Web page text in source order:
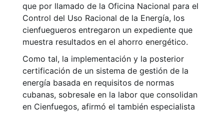
que por llamado de la Oficina Nacional para el
Control del Uso Racional de la Energía, los
cienfuegueros entregaron un expediente que
muestra resultados en el ahorro energético.
Como tal, la implementación y la posterior
certificación de un sistema de gestión de la
energía basada en requisitos de normas
cubanas, sobresale en la labor que consolidan
en Cienfuegos, afirmó el también especialista